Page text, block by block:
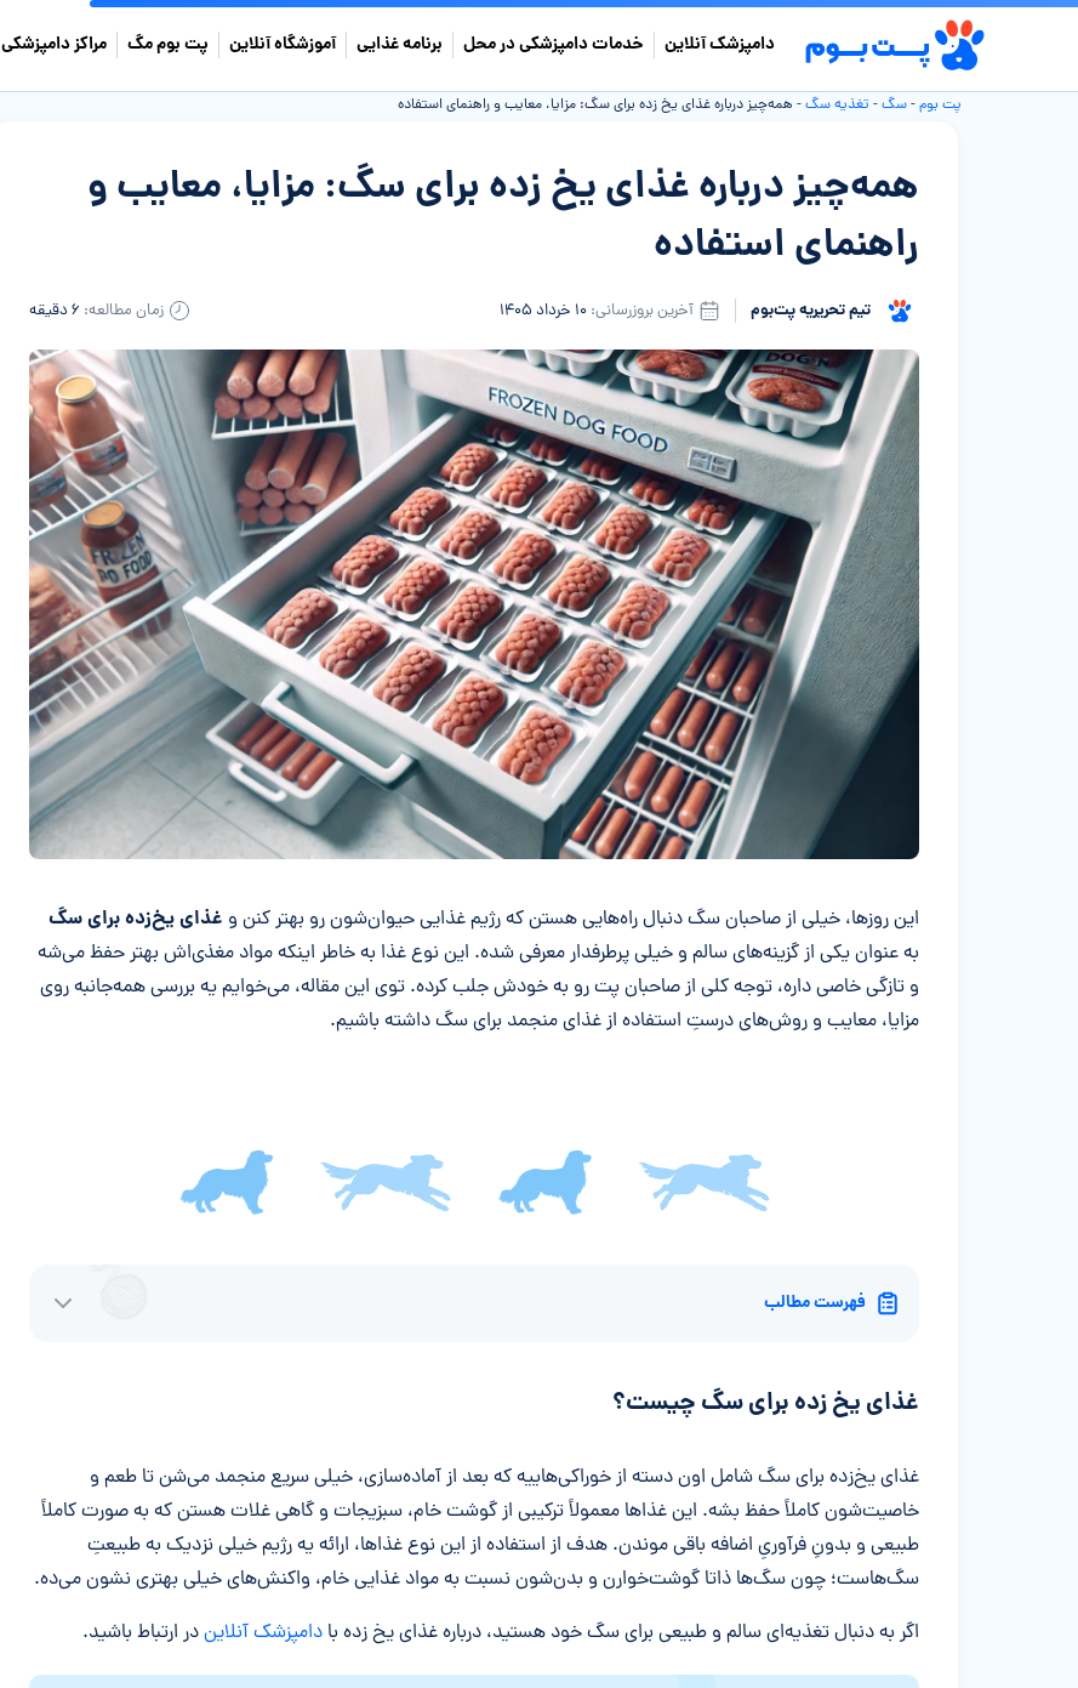
دامپزشک آنلاین خدمات دامپزشکی در محل برنامه غذایی آموزشگاه آنلاین پت بوم مگ مراکز دامپزشکی
پت بوم-سگ- تغذیه سگ- همه‌چیز درباره غذای یخ زده برای سگ: مزایا، معایب و راهنمای استفاده
همه‌چیز درباره غذای یخ زده برای سگ: مزایا، معایب و
راهنمای استفاده
تیم تحریریه پت‌بوم آخرین بروزرسانی: ۱۰ خرداد ۱۴۰۵ زمان مطالعه: ۶ دقیقه
خلاصه مقاله
این روزها، خیلی از صاحبان سگ دنبال راه‌هایی هستن که رژیم غذایی حیوان‌شون رو بهتر کنن و غذای یخ‌زده برای سگ
به عنوان یکی از گزینه‌های سالم و خیلی پرطرفدار معرفی شده. این نوع غذا به خاطر اینکه مواد مغذی‌اش بهتر حفظ می‌شه
و تازگی خاصی داره، توجه کلی از صاحبان پت رو به خودش جلب کرده. توی این مقاله، می‌خوایم یه بررسی همه‌جانبه روی
مزایا، معایب و روش‌های درستِ استفاده از غذای منجمد برای سگ داشته باشیم.
فهرست مطالب
غذای یخ زده برای سگ چیست؟
غذای یخ‌زده برای سگ شامل اون دسته از خوراکی‌هاییه که بعد از آماده‌سازی، خیلی سریع منجمد می‌شن تا طعم و
خاصیت‌شون کاملاً حفظ بشه. این غذاها معمولاً ترکیبی از گوشت خام، سبزیجات و گاهی غلات هستن که به صورت کاملاً
طبیعی و بدونِ فرآوری‌ِ اضافه باقی موندن. هدف از استفاده از این نوع غذاها، ارائه یه رژیم خیلی نزدیک به طبیعتِ
سگ‌هاست؛ چون سگ‌ها ذاتا گوشت‌خوارن و بدن‌شون نسبت به مواد غذایی خام، واکنش‌های خیلی بهتری نشون می‌ده.
اگر به دنبال تغذیه‌ای سالم و طبیعی برای سگ خود هستید، درباره غذای یخ زده با دامپزشک آنلایندر ارتباط باشید.